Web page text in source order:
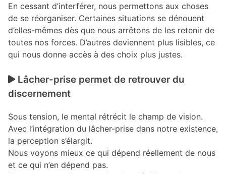
En cessant d’interférer, nous permettons aux choses
de se réorganiser. Certaines situations se dénouent
d’elles-mêmes dès que nous arrêtons de les retenir de
toutes nos forces. D’autres deviennent plus lisibles, ce
qui nous donne accès à des choix plus justes.
Lâcher-prise permet de retrouver du
discernement
Sous tension, le mental rétrécit le champ de vision.
Avec l’intégration du lâcher-prise dans notre existence,
la perception s’élargit.
Nous voyons mieux ce qui dépend réellement de nous
et ce qui n’en dépend pas.